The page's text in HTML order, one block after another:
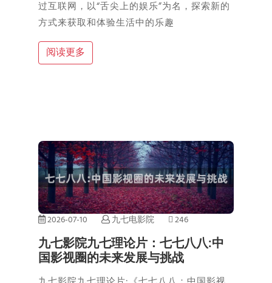
过互联网，以“舌尖上的娱乐”为名，探索新的
方式来获取和体验生活中的乐趣
阅读更多
2026-07-10 九七电影院 246
九七影院九七理论片：七七八八:中
国影视圈的未来发展与挑战